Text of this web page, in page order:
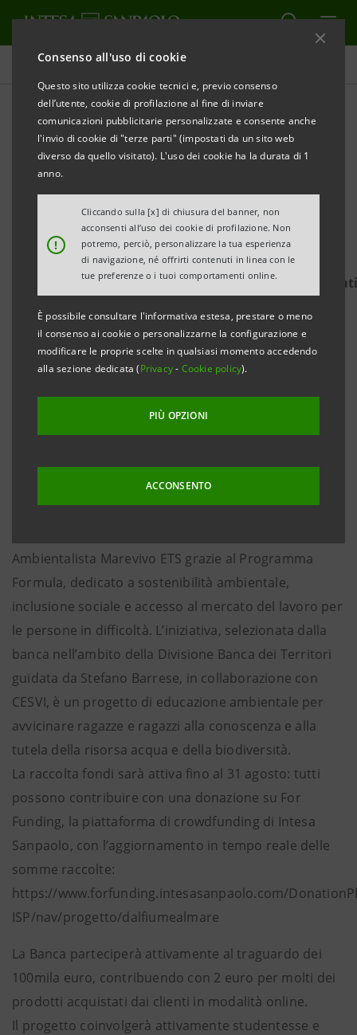
Consenso all'uso di cookie
Questo sito utilizza cookie tecnici e, previo consenso
dell’utente, cookie di profilazione al fine di inviare
comunicazioni pubblicitarie personalizzate e consente anche
l'invio di cookie di "terze parti" (impostati da un sito web
diverso da quello visitato). L'uso dei cookie ha la durata di 1
anno.
!
Cliccando sulla [x] di chiusura del banner, non
acconsenti all’uso dei cookie di profilazione. Non
potremo, perciò, personalizzare la tua esperienza
di navigazione, né offrirti contenuti in linea con le
tue preferenze o i tuoi comportamenti online.
È possibile consultare l'informativa estesa, prestare o meno
il consenso ai cookie o personalizzarne la configurazione e
modificare le proprie scelte in qualsiasi momento accedendo
alla sezione dedicata (Privacy- Cookie policy).
PIÙ OPZIONI
ACCONSENTO
Comunicati stampa
STAMPA AGGIORNA
INTESA SANPAOLO SOSTIENE LA RACCOLTA FOND
I“DAL FIUME AL MARE” DELLA FONDAZIONE
AMBIENTALISTA MAREVIVO ETS
Obiettivo: 100mila euro entro fine agosto
Si può donare sulla piattaforma di raccolta fondi
For Funding
https://www.forfunding.intesasanpaolo.com/
ISP/nav/progetto/dalfiumealmare
• Un progetto di educazione ambientale per
avvicinare ragazze e ragazzi alla conoscenza e alla
tutela della risorsa acqua e della biodiversità
• Intesa Sanpaolo partecipa attivamente al
Roma, 18 maggio 2026– Intesa Sanpaolo sostiene il
Ambientalista Marevivo ETS grazie al Programma
Formula, dedicato a sostenibilità ambientale,
inclusione sociale e accesso al mercato del lavoro per
le persone in difficoltà. L’iniziativa, selezionata dalla
banca nell’ambito della Divisione Banca dei Territori
guidata da Stefano Barrese, in collaborazione con
CESVI, è un progetto di educazione ambientale per
avvicinare ragazze e ragazzi alla conoscenza e alla
tutela della risorsa acqua e della biodiversità.
La raccolta fondi sarà attiva fino al 31 agosto: tutti
possono contribuire con una donazione su For
Funding, la piattaforma di crowdfunding di Intesa
Sanpaolo, con l’aggiornamento in tempo reale delle
somme raccolte:
https://www.forfunding.intesasanpaolo.com/
ISP/nav/progetto/dalfiumealmare
La Banca parteciperà attivamente al traguardo dei
100mila euro, contribuendo con 2 euro per molti dei
prodotti acquistati dai clienti in modalità online.
Il progetto coinvolgerà attivamente studentesse e